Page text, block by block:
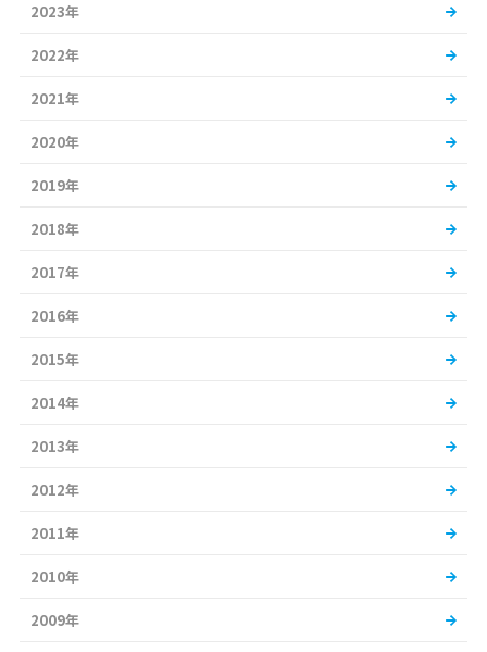
2023年
2022年
2021年
2020年
2019年
2018年
2017年
2016年
2015年
2014年
2013年
2012年
2011年
2010年
2009年